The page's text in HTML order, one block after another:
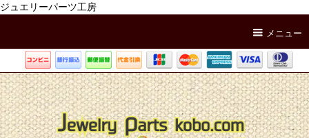
ジュエリーパーツ工房
メニュー